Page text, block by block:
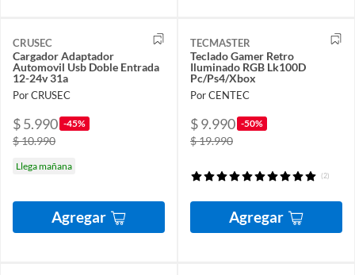
CRUSEC
Cargador Adaptador
Automovil Usb Doble Entrada
12-24v 31a
Por CRUSEC
$ 5.990 -45%
$ 10.990
Llega mañana
Agregar
TECMASTER
Teclado Gamer Retro
Iluminado RGB Lk100D
Pc/Ps4/Xbox
Por CENTEC
$ 9.990 -50%
$ 19.990
(2)
Agregar